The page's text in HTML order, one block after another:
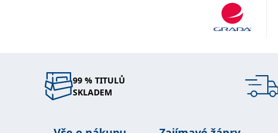
99 % TITULŮ
SKLADEM